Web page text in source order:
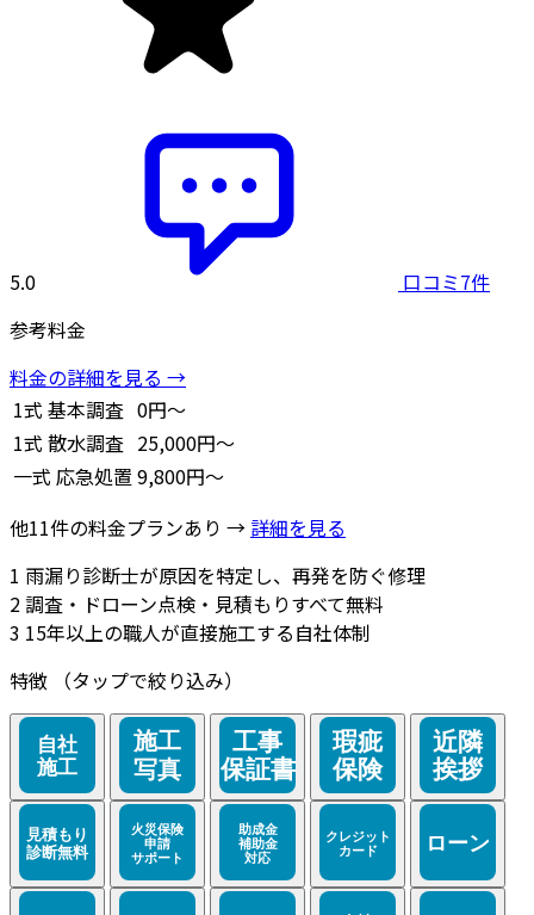
5.0
口コミ7件
参考料金
料金の詳細を見る →
1式 基本調査 0円～
1式 散水調査 25,000円～
一式 応急処置 9,800円～
他11件の料金プランあり → 詳細を見る
1 雨漏り診断士が原因を特定し、再発を防ぐ修理
2調査・ドローン点検・見積もりすべて無料
3 15年以上の職人が直接施工する自社体制
特徴
（タップで絞り込み）